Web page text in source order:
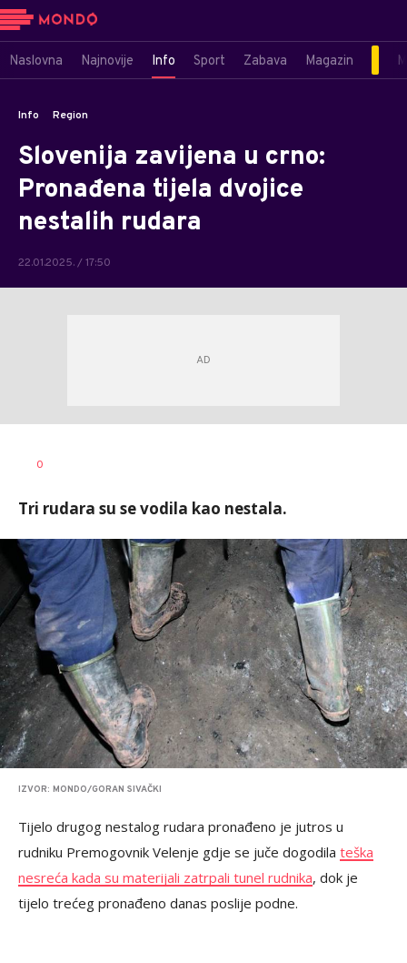
Naslovna Najnovije Info Sport Zabava Magazin
Info Region
Slovenija zavijena u crno:
Pronađena tijela dvojice
nestalih rudara
22.01.2025. / 17:50
AUTOR
0
Tri rudara su se vodila kao nestala.
IZVOR: MONDO/GORAN SIVAČKI
Tijelo drugog nestalog rudara pronađeno je jutros u
rudniku Premogovnik Velenje gdje se juče dogodila teška
nesreća kada su materijali zatrpali tunel rudnika, dok je
tijelo trećeg pronađeno danas poslije podne.